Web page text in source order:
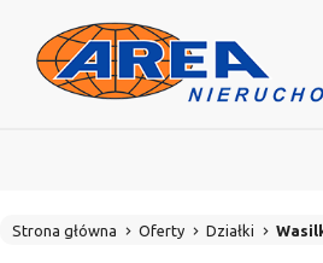
Strona główna Oferty Działki